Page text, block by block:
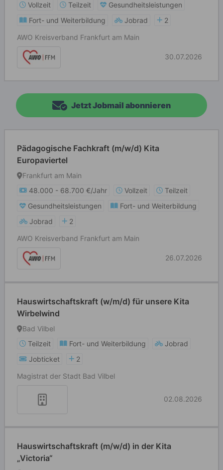
Vollzeit
Teilzeit
Gesundheitsleistungen
Fort- und Weiterbildung
Jobrad
2
AWO Kreisverband Frankfurt am Main
30.07.2026
Jetzt Jobmail abonnieren
Pädagogische Fachkraft (m/w/d) Kita
Europaviertel
Frankfurt am Main
48.000 - 68.700 €/Jahr
Vollzeit
Teilzeit
Gesundheitsleistungen
Fort- und Weiterbildung
Jobrad
2
AWO Kreisverband Frankfurt am Main
26.07.2026
Hauswirtschaftskraft (w/m/d) für unsere Kita
Wirbelwind
Bad Vilbel
Teilzeit
Fort- und Weiterbildung
Jobrad
Jobticket
2
Magistrat der Stadt Bad Vilbel
02.08.2026
Hauswirtschaftskraft (m/w/d) in der Kita
„Victoria“